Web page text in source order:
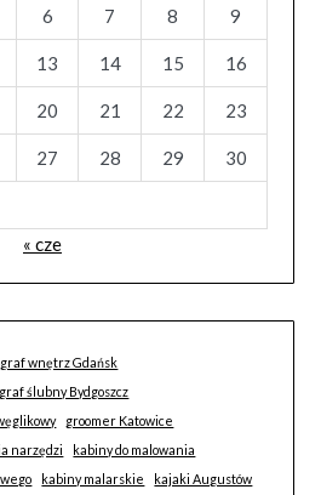
6 7 8 9
13 14 15 16
20 21 22 23
27 28 29 30
« cze
wnętrz Gdańsk
ślubny Bydgoszcz
groomer Katowice
narzędzi
kabiny do malowania
kabiny malarskie
kajaki Augustów